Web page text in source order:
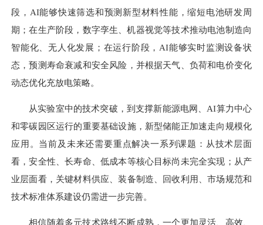
段，AI能够快速筛选和预测新型材料性能，缩短电池研发周
期；在生产阶段，数字孪生、机器视觉等技术推动电池制造向
智能化、无人化发展；在运行阶段，AI能够实时监测设备状
态，预测寿命衰减和安全风险，并根据天气、负荷和电价变化
动态优化充放电策略。
从实验室中的技术突破，到支撑新能源电网、AI算力中心
和零碳园区运行的重要基础设施，新型储能正加速走向规模化
应用。当前及未来还需要重点解决一系列课题：从技术层面
看，安全性、长寿命、低成本等核心目标尚未完全实现；从产
业层面看，关键材料供应、装备制造、回收利用、市场规范和
技术标准体系建设仍需进一步完善。
相信随着多元技术路线不断成熟，一个更加灵活、高效、